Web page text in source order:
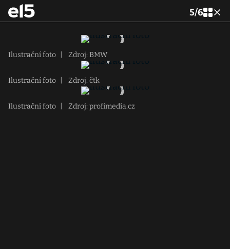
5/6
Ilustrační foto Zdroj: BMW
Ilustrační foto Zdroj: čtk
Ilustrační foto Zdroj: profimedia.cz